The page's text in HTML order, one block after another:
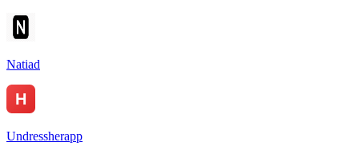
Natiad
Undressherapp